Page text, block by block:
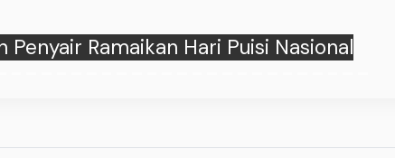
Spending Biar Enggak Boncos